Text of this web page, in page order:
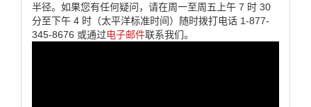
半径。如果您有任何疑问，请在周一至周五上午 7 时 30
分至下午 4 时（太平洋标准时间）随时拨打电话 1-877-
345-8676 或通过电子邮件联系我们。